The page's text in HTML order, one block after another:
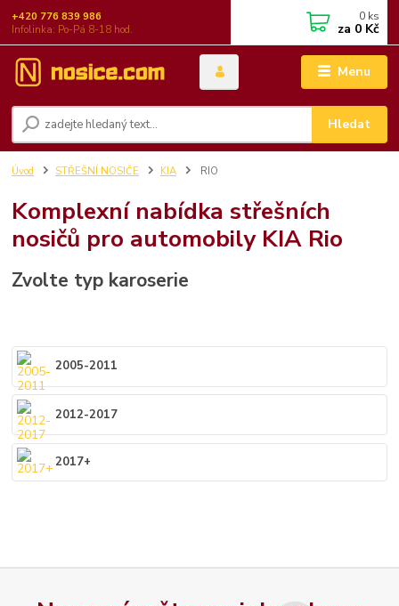
Menu
Hledat
+420 776 839 986
Infolinka: Po-Pá 8-18 hod.
0 ks
za 0 Kč
Úvod STŘEŠNÍ NOSIČE KIA RIO
Komplexní nabídka střešních
nosičů pro automobily KIA Rio
Zvolte typ karoserie
2005-2011
2012-2017
2017+